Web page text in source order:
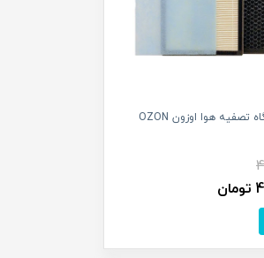
فیلتر دستگاه تصفیه هوا اوزون OZON